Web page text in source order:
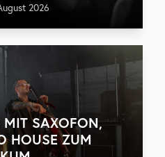
2026
SAXOFON,
HOUSE ZUM